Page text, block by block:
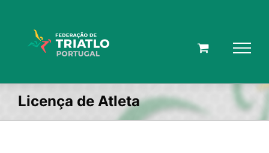
Licença de Atleta